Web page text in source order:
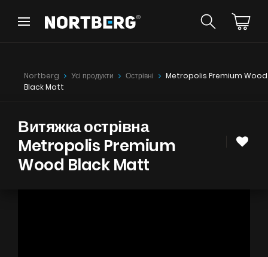
Назад
Витяжки Острівні
Витяжки Пристінні
Витяжки Рустикальні
Витяжки Стельові
Витяжки Циліндричні
Витяжки Декоративні
Назад
БАЧИТИ ВСЕ
Nortberg Усі продукти Острівні
Metropolis Premium Wood
Black Matt
Витяжка острівна
Metropolis Premium
Wood Black Matt